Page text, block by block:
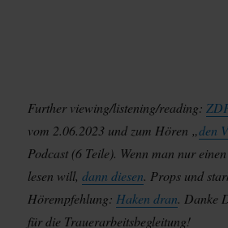
Further viewing/listening/reading:
vom 2.06.2023 und zum Hören „den
Podcast (6 Teile). Wenn man nur
lesen will,dann diesen. Props und
Hörempfehlung:Haken dran. Danke
für die Trauerarbeitsbegleitung!